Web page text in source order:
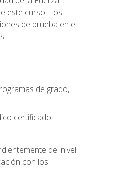
este curso. Los
de prueba en el
de grado,
certificado
del nivel
con los